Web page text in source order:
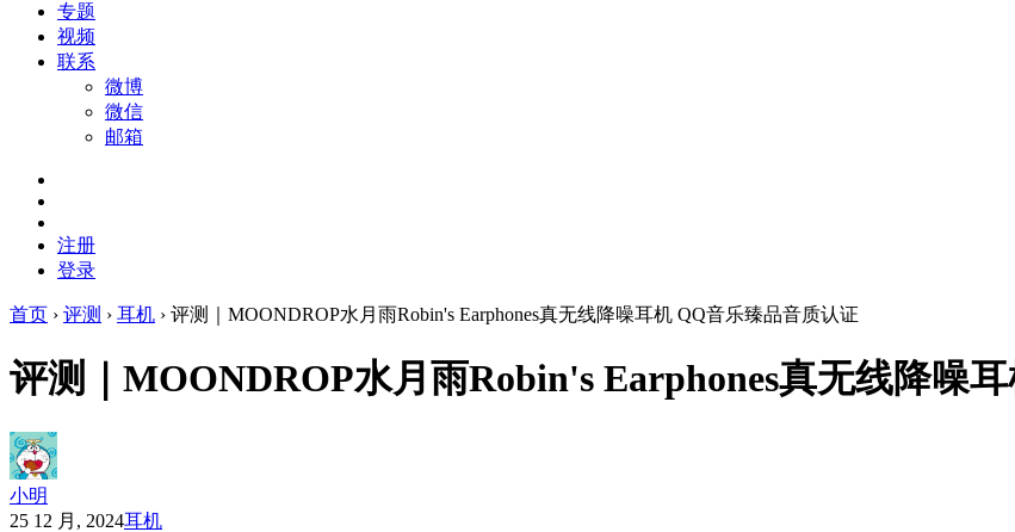
专题
视频
联系
微博
微信
邮箱
注册
登录
首页 › 评测 › 耳机 › 评测｜MOONDROP水月雨Robin's Earphones真无线降噪耳机 QQ音乐臻品音质认证
评测｜MOONDROP水月雨Robin's Earphones真无线降噪
小明
25 12 月, 2024耳机